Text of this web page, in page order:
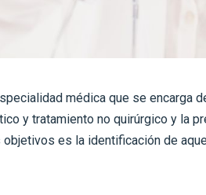
médica que se encarga
y tratamiento no quirúrgico y la
es la identificación de